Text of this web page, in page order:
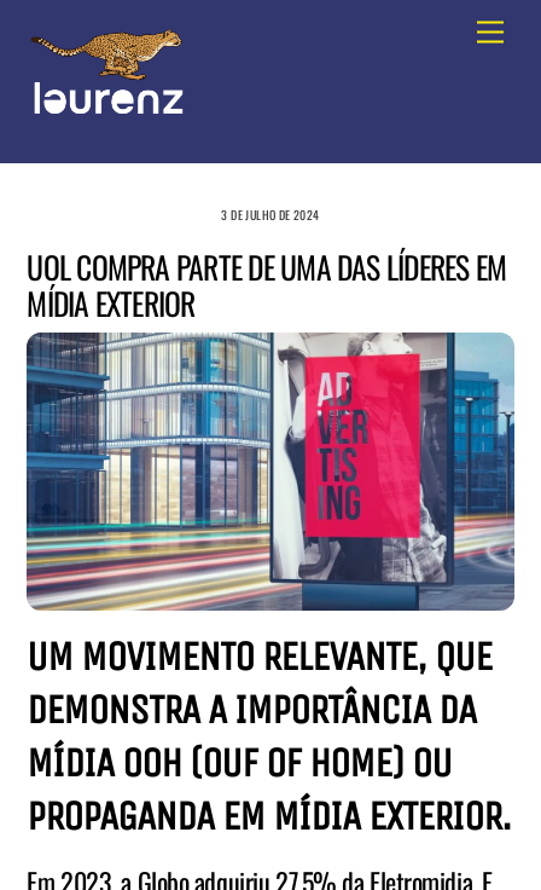
content
3 DE JULHO DE 2024
UOL COMPRA PARTE DE UMA DAS LÍDERES EM
MÍDIA EXTERIOR
UM MOVIMENTO RELEVANTE, QUE
DEMONSTRA A IMPORTÂNCIA DA
MÍDIA OOH (OUF OF HOME) OU
PROPAGANDA EM MÍDIA EXTERIOR.
Em 2023, a Globo adquiriu 27,5% da Eletromidia. E